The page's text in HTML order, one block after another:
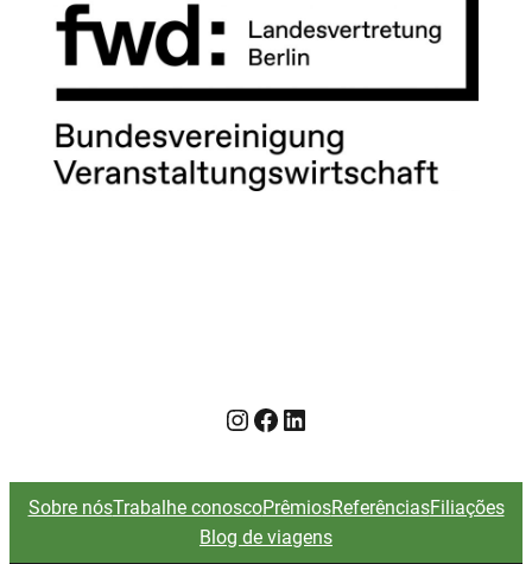
Instagram
Facebook
LinkedIn
Sobre nósTrabalhe conoscoPrêmiosReferênciasFiliações
Blog de viagens